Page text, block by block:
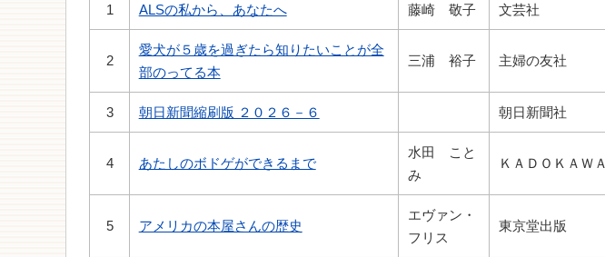
1 ALSの私から、あなたへ 藤崎 敬子 文芸社
2
愛犬が５歳を過ぎたら知りたいことが全
部のってる本
三浦 裕子 主婦の友社
3 朝日新聞縮刷版 ２０２６－６ 朝日新聞社
4 あたしのボドゲができるまで
水田 こと
み
ＫＡＤＯＫＡＷＡ
5 アメリカの本屋さんの歴史
エヴァン・
フリス
東京堂出版